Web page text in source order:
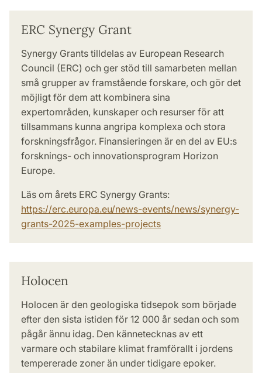
ERC Synergy Grant
Synergy Grants tilldelas av European Research
Council (ERC) och ger stöd till samarbeten mellan
små grupper av framstående forskare, och gör det
möjligt för dem att kombinera sina
expertområden, kunskaper och resurser för att
tillsammans kunna angripa komplexa och stora
forskningsfrågor. Finansieringen är en del av EU:s
forsknings- och innovationsprogram Horizon
Europe.
Läs om årets ERC Synergy Grants:
https://erc.europa.eu/news-events/news/synergy-
grants-2025-examples-projects
Holocen
Holocen är den geologiska tidsepok som började
efter den sista istiden för 12 000 år sedan och som
pågår ännu idag. Den kännetecknas av ett
varmare och stabilare klimat framförallt i jordens
tempererade zoner än under tidigare epoker.